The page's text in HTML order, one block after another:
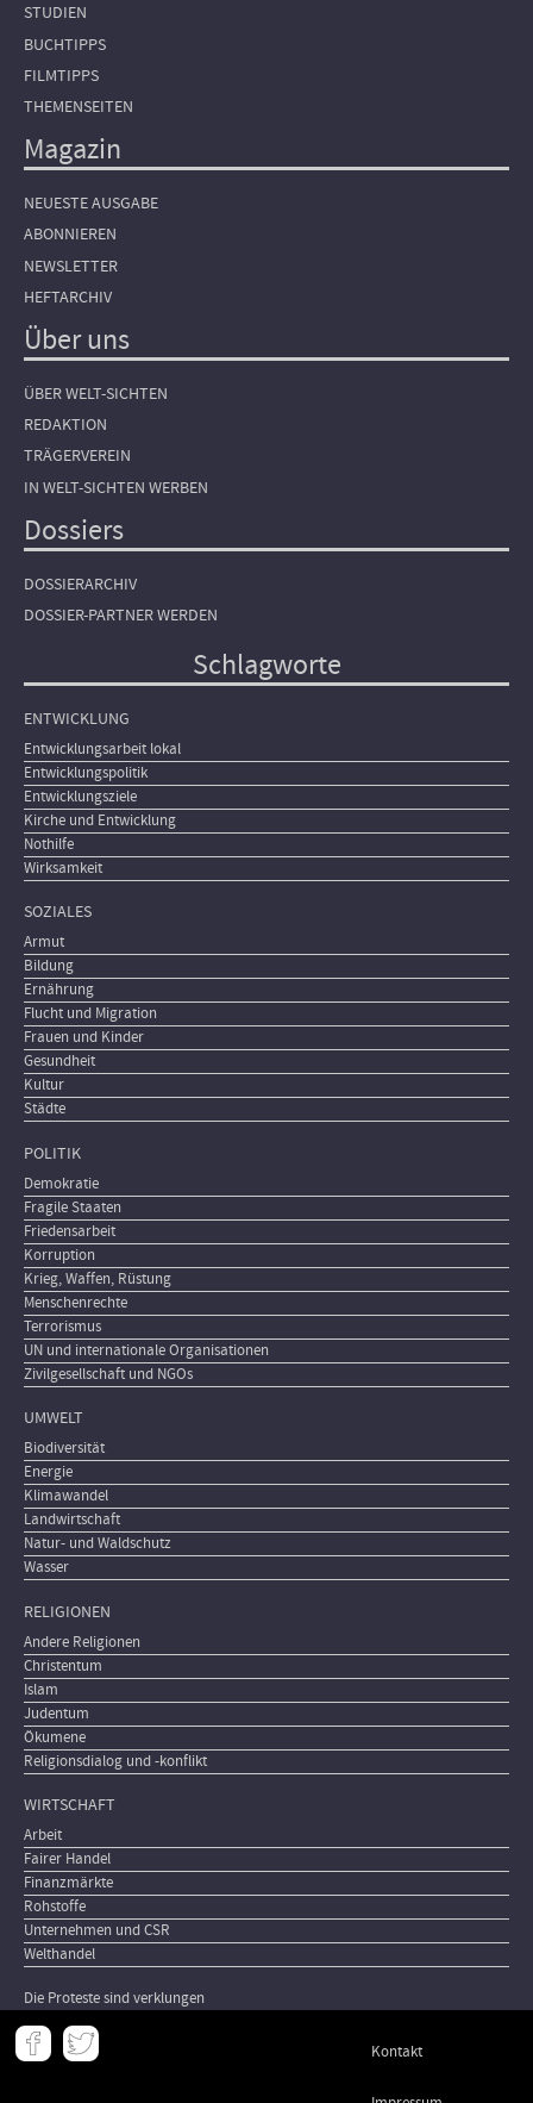
STUDIEN
BUCHTIPPS
FILMTIPPS
THEMENSEITEN
Magazin
NEUESTE AUSGABE
ABONNIEREN
NEWSLETTER
HEFTARCHIV
Über uns
ÜBER WELT-SICHTEN
REDAKTION
TRÄGERVEREIN
IN WELT-SICHTEN WERBEN
Dossiers
DOSSIERARCHIV
DOSSIER-PARTNER WERDEN
Schlagworte
ENTWICKLUNG
Entwicklungsarbeit lokal
Entwicklungspolitik
Entwicklungsziele
Kirche und Entwicklung
Nothilfe
Wirksamkeit
SOZIALES
Armut
Bildung
Ernährung
Flucht und Migration
Frauen und Kinder
Gesundheit
Kultur
Städte
POLITIK
Demokratie
Fragile Staaten
Friedensarbeit
Korruption
Krieg, Waffen, Rüstung
Menschenrechte
Terrorismus
UN und internationale Organisationen
Zivilgesellschaft und NGOs
UMWELT
Biodiversität
Energie
Klimawandel
Landwirtschaft
Natur- und Waldschutz
Wasser
RELIGIONEN
Andere Religionen
Christentum
Islam
Judentum
Ökumene
Religionsdialog und -konflikt
WIRTSCHAFT
Arbeit
Fairer Handel
Finanzmärkte
Rohstoffe
Unternehmen und CSR
Welthandel
Die Proteste sind verklungen
Meta
- Kontakt